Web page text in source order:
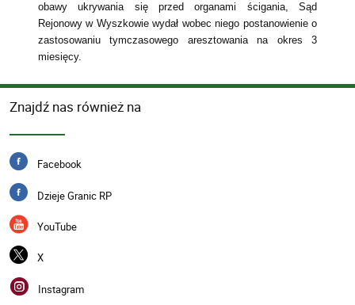
obawy ukrywania się przed organami ścigania, Sąd
Rejonowy w Wyszkowie wydał wobec niego postanowienie o
zastosowaniu tymczasowego aresztowania na okres 3
miesięcy.
Znajdź nas również na
Facebook
Dzieje Granic RP
YouTube
X
Instagram